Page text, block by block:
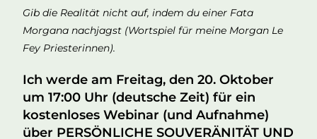
Gib die Realität nicht auf, indem du einer Fata
Morgana nachjagst (Wortspiel für meine Morgan Le
Fey Priesterinnen).
Ich werde am Freitag, den 20. Oktober
um 17:00 Uhr (deutsche Zeit) für ein
kostenloses Webinar (und Aufnahme)
über PERSÖNLICHE SOUVERÄNITÄT UND